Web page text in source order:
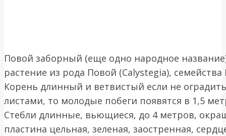
Повой заборный (еще одно народное
растение из рода Повой (Calystegia),
Корень длинный и ветвистый если не
листами, то молодые побеги появятся в 1,5
Стебли длинные, вьющиеся, до 4 метров,
пластина цельная, зеленая, заостренная,